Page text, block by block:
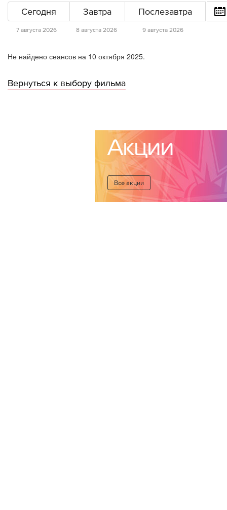
Сегодня
7 августа 2026
Завтра
8 августа 2026
Послезавтра
9 августа 2026
Не найдено сеансов на 10 октября 2025.
Вернуться к выбору фильма
Акции
Все акции